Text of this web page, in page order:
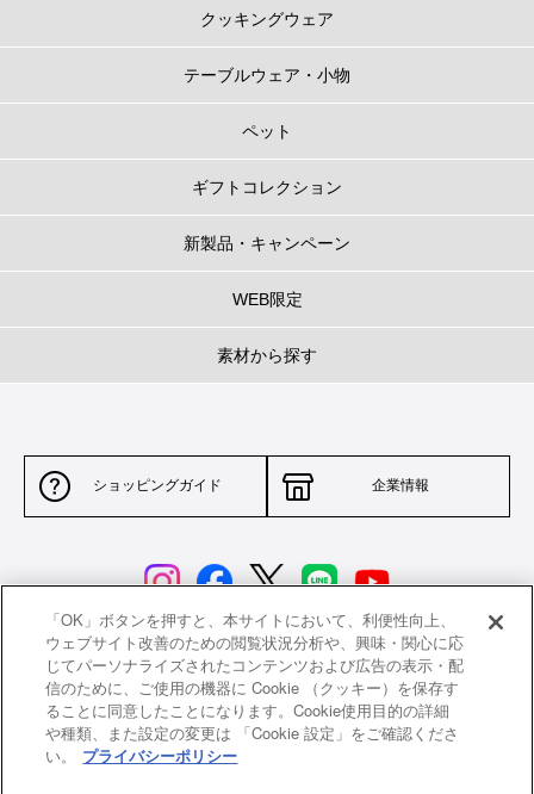
クッキングウェア
テーブルウェア・小物
ペット
ギフトコレクション
新製品・キャンペーン
WEB限定
素材から探す
ショッピングガイド 企業情報
サイトポリシー 特定商取引法に基づく表示
並行輸入品について 個人情報保護方針
返品について
「OK」ボタンを押すと、本サイトにおいて、利便性向上、
ウェブサイト改善のための閲覧状況分析や、興味・関心に応
じてパーソナライズされたコンテンツおよび広告の表示・配
信のために、ご使用の機器に Cookie （クッキー）を保存す
ることに同意したことになります。Cookie使用目的の詳細
や種類、また設定の変更は 「Cookie 設定」をご確認くださ
い。
プライバシーポリシー